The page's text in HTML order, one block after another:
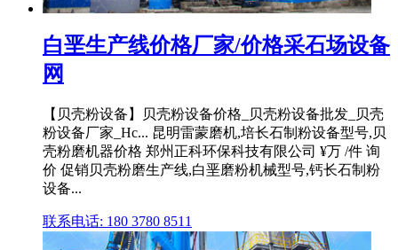
白垩生产线价格厂家/价格采石场设备
网
【贝壳粉设备】贝壳粉设备价格_贝壳粉设备批发_贝壳
粉设备厂家_Hc... 昆明雷蒙磨机,培长石制粉设备型号,贝
壳粉磨机器价格 郑州正科环保科技有限公司 ¥万 /件 询
价 促销贝壳粉磨生产线,白垩磨粉机械型号,钙长石制粉
设备...
联系电话: 180 3780 8511